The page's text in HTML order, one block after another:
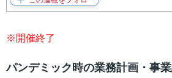
※開催終了
パンデミック時の業務計画・事業